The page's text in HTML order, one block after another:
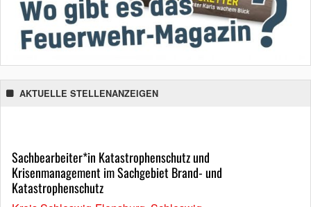
AKTUELLE STELLENANZEIGEN
Sachbearbeiter*in Katastrophenschutz und
Krisenmanagement im Sachgebiet Brand- und
Katastrophenschutz